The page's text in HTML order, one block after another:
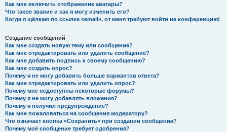
Как мне включить отображение аватары?
Что такое звание и как я могу изменить его?
Когда я щёлкаю по ссылке «email», от меня требуют войти на конференцию!
Создание сообщений
Как мне создать новую тему или сообщение?
Как мне отредактировать или удалить сообщение?
Как мне добавить подпись к своему сообщению?
Как мне создать опрос?
Почему я не могу добавить больше вариантов ответа?
Как мне отредактировать или удалить опрос?
Почему мне недоступны некоторые форумы?
Почему я не могу добавлять вложения?
Почему я получил предупреждение?
Как мне пожаловаться на сообщения модератору?
Что означает кнопка «Сохранить» при создании сообщения?
Почему моё сообщение требует одобрения?